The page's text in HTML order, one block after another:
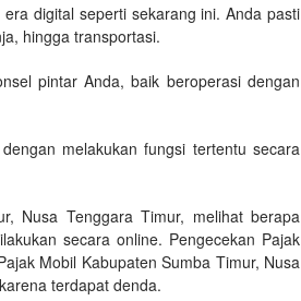
digital seperti sekarang ini. Anda pasti
hingga transportasi.
pintar Anda, baik beroperasi dengan
melakukan fungsi tertentu secara
Nusa Tenggara Timur, melihat berapa
secara online. Pengecekan Pajak
Mobil Kabupaten Sumba Timur, Nusa
terdapat denda.